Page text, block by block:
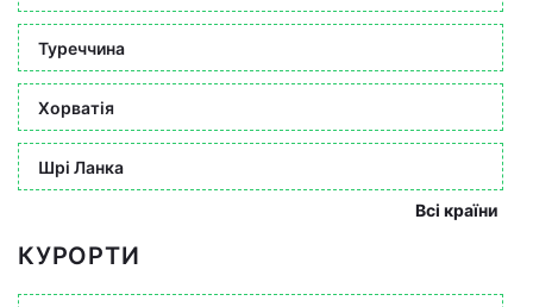
Туреччина
Хорватія
Шрі Ланка
Всі країни
КУРОРТИ